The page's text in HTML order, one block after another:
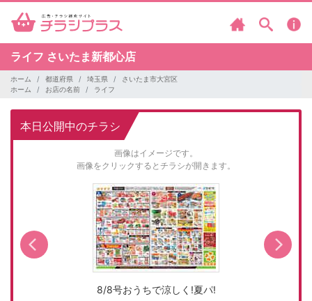
ライフ さいたま新都心店
ホーム 都道府県 埼玉県
さいたま市大宮区
ホーム
お店の名前 ライフ
本日公開中のチラシ
画像はイメージです。
画像をクリックするとチラシが開きます。
8/8号おうちで涼しく!夏パ!